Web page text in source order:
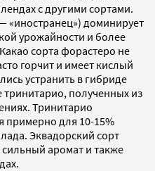
с другими сортами.
«иностранец») доминирует
урожайности и более
сорта форастеро не
горчит и имеет кислый
устранить в гибриде
полученных из
Тринитарио
примерно для 10-15%
Эквадорский сорт
аромат и также